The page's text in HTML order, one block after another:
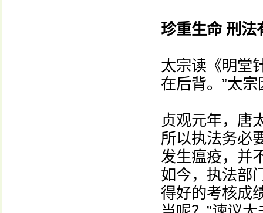
珍重生命 刑法
太宗读《明堂
在后背。”太
贞观元年，唐
所以执法务必
发生瘟疫，并
如今，执法部
得好的考核成